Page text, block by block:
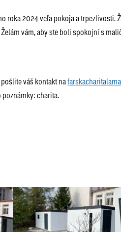
roka 2024 veľa pokoja a trpezlivosti.
vám, aby ste boli spokojní s
váš kontakt na
charita.